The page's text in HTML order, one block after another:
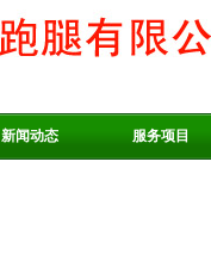
新闻动态 服务项目